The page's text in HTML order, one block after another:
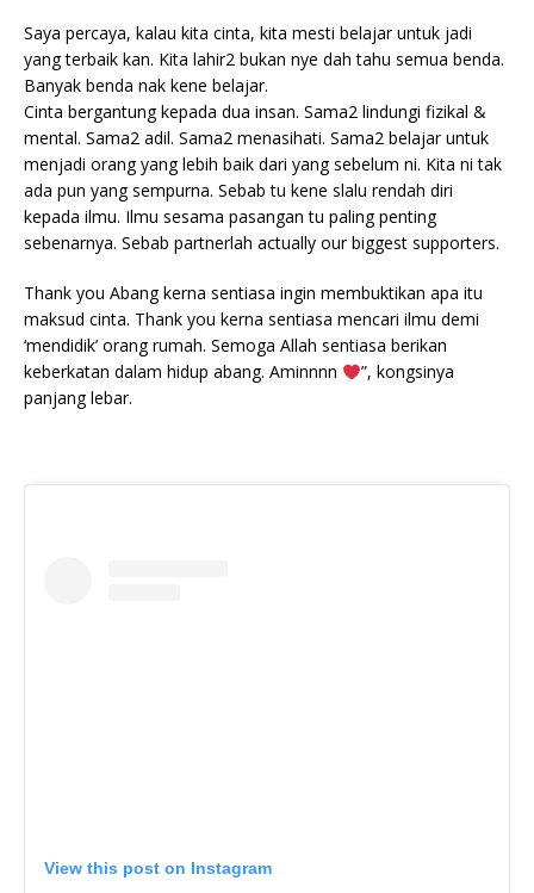
Saya percaya, kalau kita cinta, kita mesti belajar untuk jadi
yang terbaik kan. Kita lahir2 bukan nye dah tahu semua benda.
Banyak benda nak kene belajar.
Cinta bergantung kepada dua insan. Sama2 lindungi fizikal &
mental. Sama2 adil. Sama2 menasihati. Sama2 belajar untuk
menjadi orang yang lebih baik dari yang sebelum ni. Kita ni tak
ada pun yang sempurna. Sebab tu kene slalu rendah diri
kepada ilmu. Ilmu sesama pasangan tu paling penting
sebenarnya. Sebab partnerlah actually our biggest supporters.
Thank you Abang kerna sentiasa ingin membuktikan apa itu
maksud cinta. Thank you kerna sentiasa mencari ilmu demi
‘mendidik’ orang rumah. Semoga Allah sentiasa berikan
keberkatan dalam hidup abang. Aminnnn
”, kongsinya
panjang lebar.
View this post on Instagram